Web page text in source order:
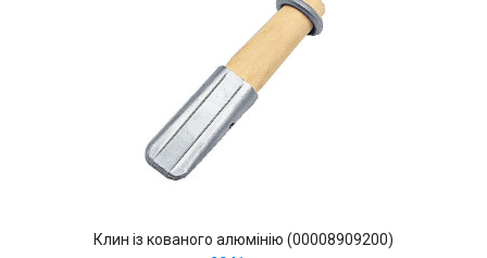
Клин із кованого алюмінію (00008909200)